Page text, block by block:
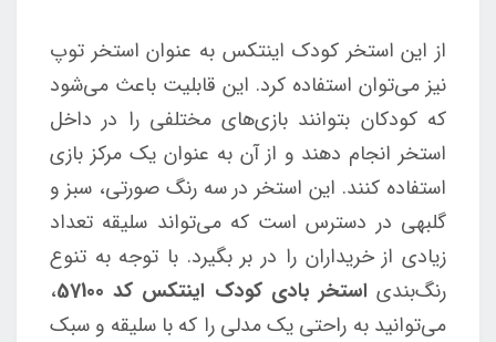
از این استخر کودک اینتکس به عنوان استخر توپ
نیز می‌توان استفاده کرد. این قابلیت باعث می‌شود
که کودکان بتوانند بازی‌های مختلفی را در داخل
استخر انجام دهند و از آن به عنوان یک مرکز بازی
استفاده کنند. این استخر در سه رنگ صورتی، سبز و
گلبهی در دسترس است که می‌تواند سلیقه تعداد
زیادی از خریداران را در بر بگیرد. با توجه به تنوع
رنگ‌بندی استخر بادی کودک اینتکس کد 57100
،
می‌توانید به راحتی یک مدلی را که با سلیقه و سبک